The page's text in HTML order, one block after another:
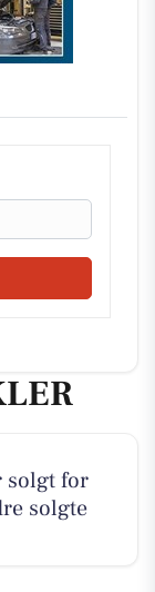
solgt for
solgte